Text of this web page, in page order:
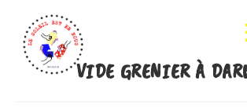
VIDE GRENIER À